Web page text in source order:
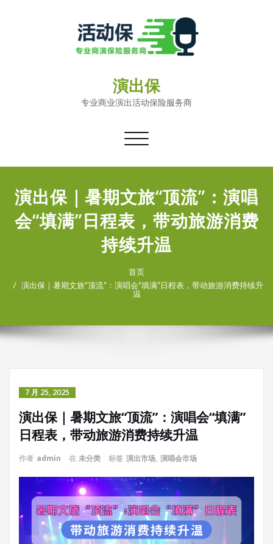
演出保
专业商业演出活动保险服务商
切
导
演出保｜暑期文旅“顶流”：演唱
会“填满”日程表，带动旅游消费
持续升温
首页
演出保｜暑期文旅“顶流”：演唱会“填满”日程表，带动旅游消费持续升
温
7 月 25, 2025
演出保｜暑期文旅“顶流”：演唱会“填满”
日程表，带动旅游消费持续升温
作者 admin 在 未分类 标签 演出市场, 演唱会市场